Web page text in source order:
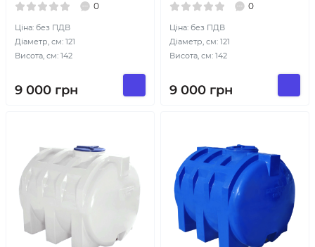
0
Ціна: без ПДВ
Діаметр, см: 121
Висота, см: 142
9 000 грн
0
Ціна: без ПДВ
Діаметр, см: 121
Висота, см: 142
9 000 грн